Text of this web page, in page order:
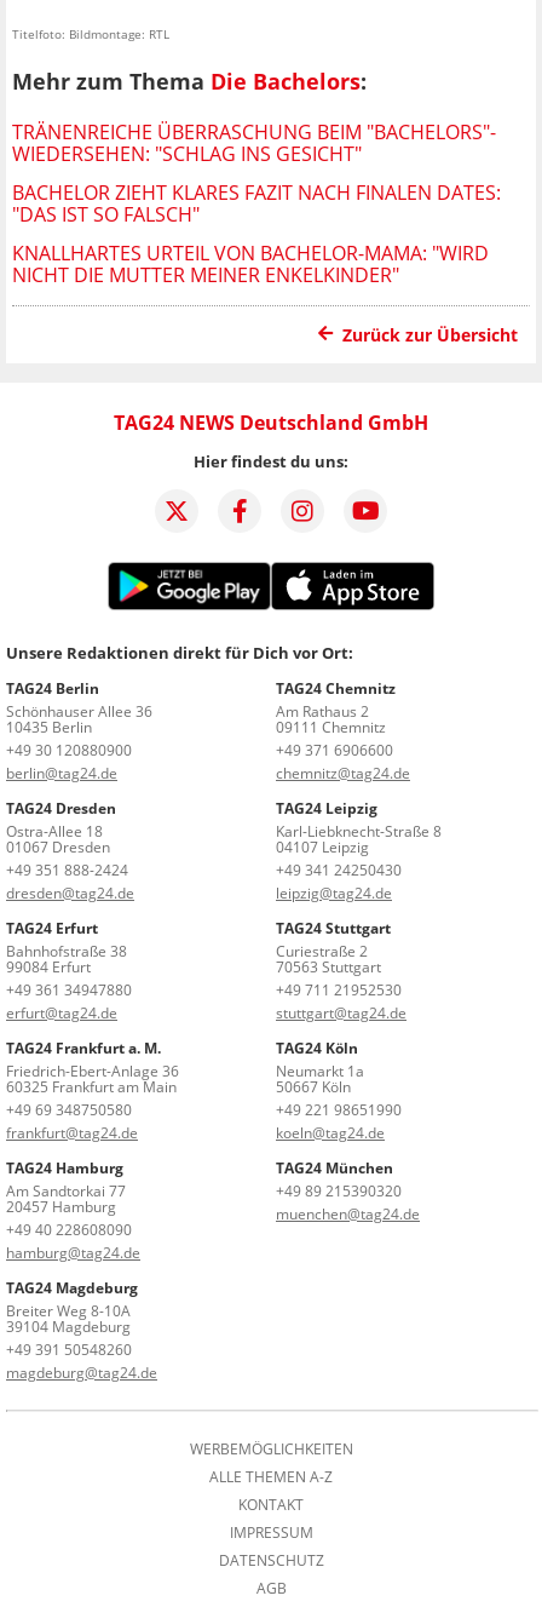
Titelfoto: Bildmontage: RTL
Mehr zum Thema Die Bachelors:
TRÄNENREICHE ÜBERRASCHUNG BEIM "BACHELORS"-
WIEDERSEHEN: "SCHLAG INS GESICHT"
BACHELOR ZIEHT KLARES FAZIT NACH FINALEN DATES:
"DAS IST SO FALSCH"
KNALLHARTES URTEIL VON BACHELOR-MAMA: "WIRD
NICHT DIE MUTTER MEINER ENKELKINDER"
Zurück zur Übersicht
TAG24 NEWS Deutschland GmbH
Hier findest du uns:
Unsere Redaktionen direkt für Dich vor Ort:
TAG24 Berlin
Schönhauser Allee 36
10435 Berlin
+49 30 120880900
berlin@tag24.de
TAG24 Chemnitz
Am Rathaus 2
09111 Chemnitz
+49 371 6906600
chemnitz@tag24.de
TAG24 Dresden
Ostra-Allee 18
01067 Dresden
+49 351 888-2424
dresden@tag24.de
TAG24 Leipzig
Karl-Liebknecht-Straße 8
04107 Leipzig
+49 341 24250430
leipzig@tag24.de
TAG24 Erfurt
Bahnhofstraße 38
99084 Erfurt
+49 361 34947880
erfurt@tag24.de
TAG24 Stuttgart
Curiestraße 2
70563 Stuttgart
+49 711 21952530
stuttgart@tag24.de
TAG24 Frankfurt a. M.
Friedrich-Ebert-Anlage 36
60325 Frankfurt am Main
+49 69 348750580
frankfurt@tag24.de
TAG24 Köln
Neumarkt 1a
50667 Köln
+49 221 98651990
koeln@tag24.de
TAG24 Hamburg
Am Sandtorkai 77
20457 Hamburg
+49 40 228608090
hamburg@tag24.de
TAG24 München
+49 89 215390320
muenchen@tag24.de
TAG24 Magdeburg
Breiter Weg 8-10A
39104 Magdeburg
+49 391 50548260
magdeburg@tag24.de
WERBEMÖGLICHKEITEN
ALLE THEMEN A-Z
KONTAKT
IMPRESSUM
DATENSCHUTZ
AGB